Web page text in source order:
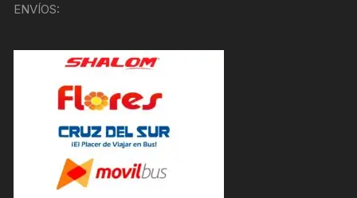
ENVÍOS: